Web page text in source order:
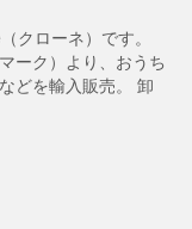
クローネ）です。
ーク）より、おうち
どを輸入販売。 卸